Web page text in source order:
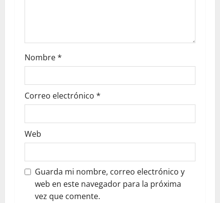
Nombre*
Correo electrónico *
Web
Guarda mi nombre, correo electrónico y
web en este navegador para la próxima
vez que comente.